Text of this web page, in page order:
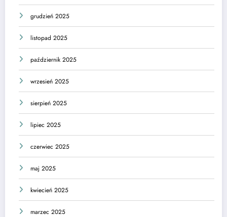
grudzień 2025
listopad 2025
październik 2025
wrzesień 2025
sierpień 2025
lipiec 2025
czerwiec 2025
maj 2025
kwiecień 2025
marzec 2025